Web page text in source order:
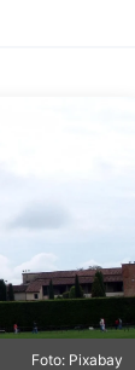
Foto: Pixabay